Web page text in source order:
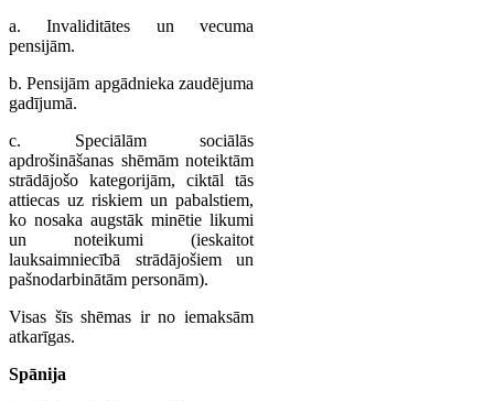
a. Invaliditātes un vecuma
pensijām.
b. Pensijām apgādnieka zaudējuma
gadījumā.
c. Speciālām sociālās
apdrošināšanas shēmām noteiktām
strādājošo kategorijām, ciktāl tās
attiecas uz riskiem un pabalstiem,
ko nosaka augstāk minētie likumi
un noteikumi (ieskaitot
lauksaimniecībā strādājošiem un
pašnodarbinātām personām).
Visas šīs shēmas ir no iemaksām
atkarīgas.
Spānija